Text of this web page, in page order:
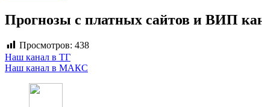
Прогнозы с платных сайтов и ВИП
Просмотров: 438
Наш канал в ТГ
Наш канал в МАКС